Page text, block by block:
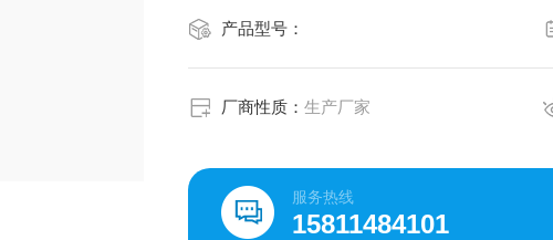
产品型号：
厂商性质：生产厂家
服务热线
15811484101